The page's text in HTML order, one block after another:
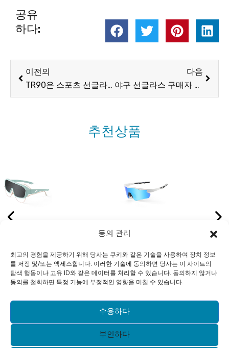
동의 관리
최고의 경험을 제공하기 위해 당사는 쿠키와 같은 기술을 사용하여 장치 정보
를 저장 및/또는 액세스합니다. 이러한 기술에 동의하면 당사는 이 사이트의
탐색 행동이나 고유 ID와 같은 데이터를 처리할 수 있습니다. 동의하지 않거나
동의를 철회하면 특정 기능에 부정적인 영향을 미칠 수 있습니다.
수용하다
부인하다
공유
하다:
이전
이전의
TR90은 스포츠 선글라스 프레임에 가장 적합한 소재인가요?
다음
야구 선글라스 구매자 가이드-구매 방법
추천상품
맞춤형 핏, 향상된 편안함
한 조절 가능한 템플이 있
는 퍼포먼스 스포츠 선글
라스 - XQ681A
사이클링 및 야외
형 렌즈 솔루션을 갖
련된 무테 사이클링